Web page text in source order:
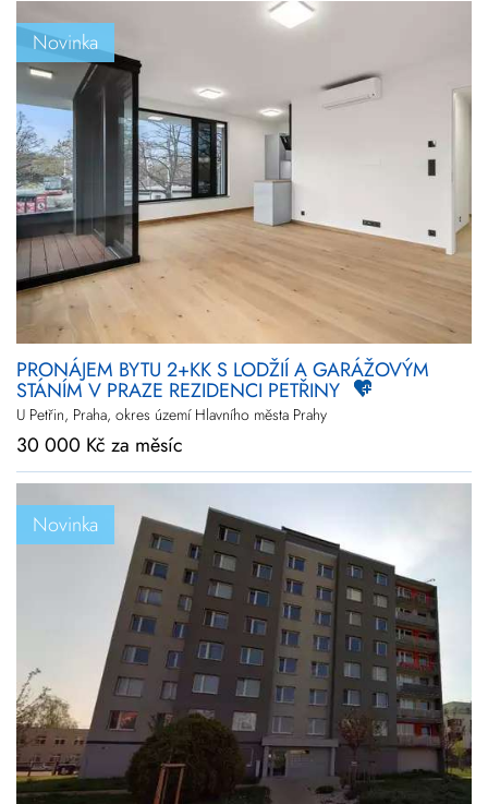
Novinka
PRONÁJEM BYTU 2+KK S LODŽIÍ A GARÁŽOVÝM
STÁNÍM V PRAZE REZIDENCI PETŘINY
U Petřin, Praha, okres území Hlavního města Prahy
30 000 Kč za měsíc
Novinka